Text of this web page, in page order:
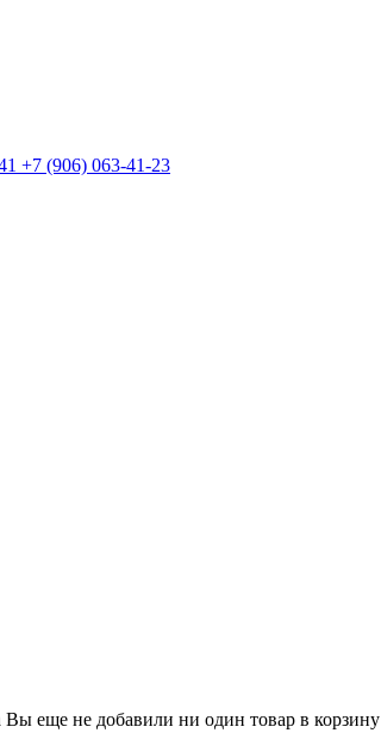
+7 (906) 063-41-23
Вы еще не добавили ни один товар в корзину